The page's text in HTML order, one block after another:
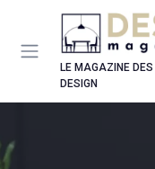
LE MAGAZINE
DESIGN
Panneau de gestion